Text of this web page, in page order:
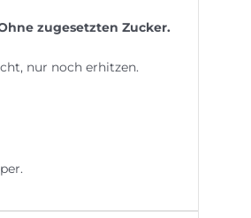
zugesetzten Zucker.
nur noch erhitzen.